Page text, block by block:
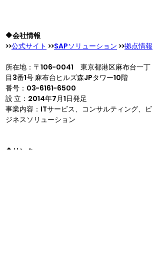
🔶会社情報
>>公式サイト >>SAPソリューション >>拠点情報
所在地：〒106-0041　東京都港区麻布台一丁
目3番1号 麻布台ヒルズ森JPタワー10階
番号：03-6161-6500
設 立：2014年7月1日発足
事業内容：ITサービス、コンサルティング、ビ
ジネスソリューション
🔶リンク